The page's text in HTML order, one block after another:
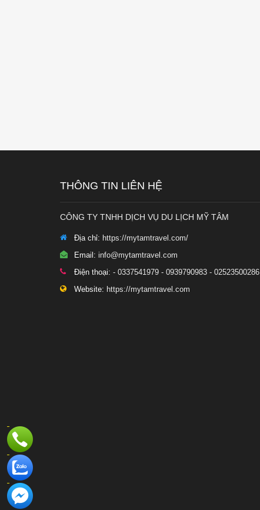
THÔNG TIN LIÊN HỆ
CÔNG TY TNHH DỊCH VỤ DU LỊCH MỸ TÂM
Địa chỉ: https://mytamtravel.com/
Email: info@mytamtravel.com
Điện thoại: - 0337541979 - 0939790983 - 02523500286
Website: https://mytamtravel.com